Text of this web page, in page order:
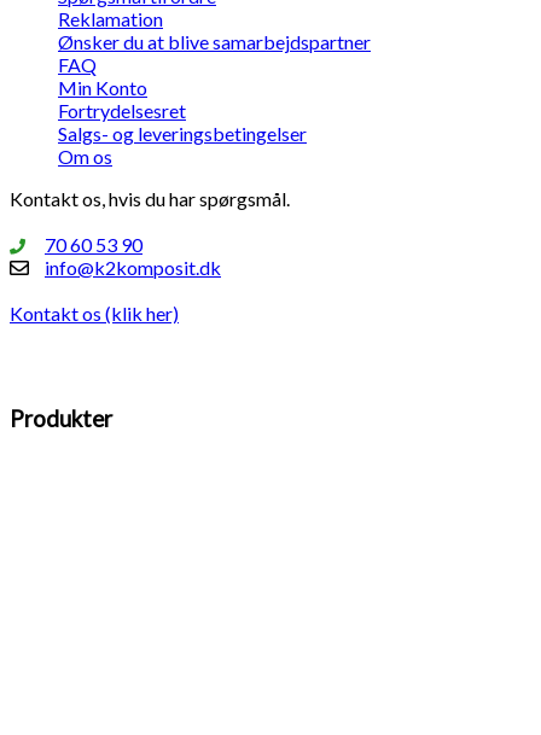
Reklamation
Ønsker du at blive samarbejdspartner
FAQ
Min Konto
Fortrydelsesret
Salgs- og leveringsbetingelser
Om os
Kontakt os, hvis du har spørgsmål.
70 60 53 90
info@k2komposit.dk
Kontakt os (klik her)
Produkter